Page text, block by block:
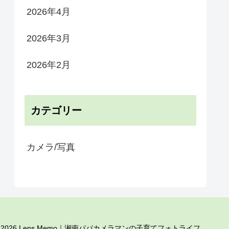
2026年4月
2026年3月
2026年2月
カテゴリー
カメラ/写真